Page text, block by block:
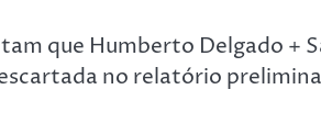
que Humberto Delgado +
no relatório